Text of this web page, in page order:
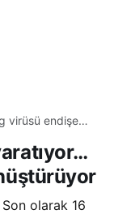
virüsü endişe
dönüştürüyor
Son olarak 16